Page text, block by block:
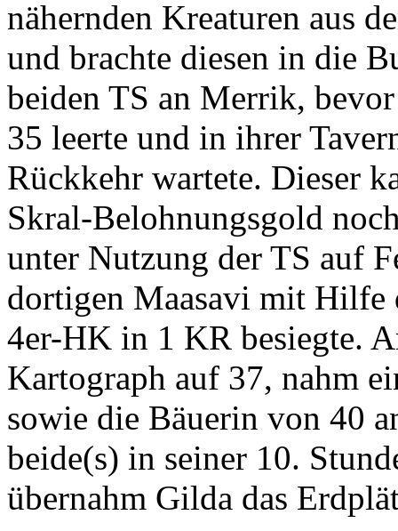
nähernden Kreaturen aus
und brachte diesen in die
beiden TS an Merrik,
35 leerte und in ihrer
Rückkehr wartete. Dieser
Skral-Belohnungsgold
unter Nutzung der TS auf
dortigen Maasavi mit Hilfe
4er-HK in 1 KR besiegte.
Kartograph auf 37, nahm
sowie die Bäuerin von 40
beide(s) in seiner 10.
übernahm Gilda das